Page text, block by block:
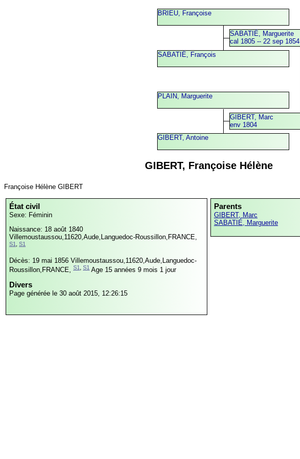
SABATIÉ, Marguerite
cal 1805 -- 22 sep 1854
BRIEU, Françoise
SABATIÉ, François
GIBERT, Marc
env 1804
PLAIN, Marguerite
GIBERT, Antoine
GIBERT, Françoise Hélène
Françoise Hélène GIBERT
État civil
Sexe: Féminin
Naissance: 18 août 1840
Villemoustaussou,11620,Aude,Languedoc-Roussillon,FRANCE,
S1 S1
Décès: 19 mai 1856 Villemoustaussou,11620,Aude,Languedoc-
Roussillon,FRANCE, S1 S1 Age 15 années 9 mois 1 jour
Divers
Page générée le 30 août 2015, 12:26:15
Parents
GIBERT, Marc
SABATIÉ, Marguerite